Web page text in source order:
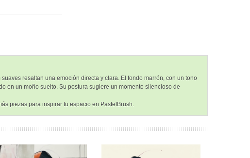
resaltan una emoción directa y clara. El fondo marrón, con un tono
en un moño suelto. Su postura sugiere un momento silencioso de
piezas para inspirar tu espacio en PastelBrush.